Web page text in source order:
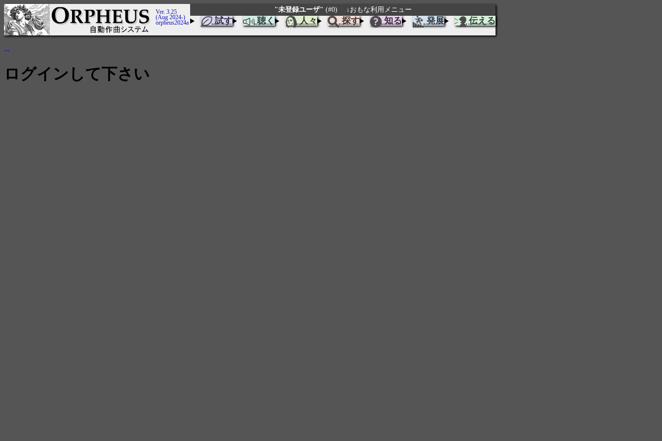
Ver. 3.25
(Aug 2024-)
orpheus2024a
"未登録ユーザ" (#0) ↓おもな利用メニュー
試す 聴く 人々 探す 知る 発展 伝える
...
ログインして下さい